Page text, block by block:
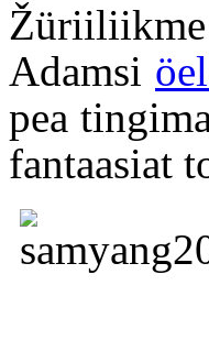
Adamsi
pea
fantaasiat